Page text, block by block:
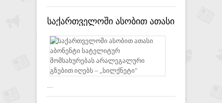
საქართველოში ასობით ათასი
აბონენტი სატელიტურ
მომსახურებას არალეგალური
გზებით იღებს – ,,სილქნეტი"
....